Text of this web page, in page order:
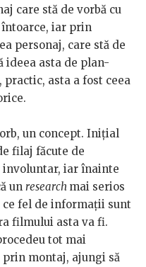
care stă de vorbă cu
întoarce, iar prin
personaj, care stă de
ideea asta de plan-
asta a fost ceea
un concept. Inițial
filaj făcute de
involuntar, iar înainte
un research mai serios
fel de informații sunt
filmului asta va fi.
tot mai
montaj, ajungi să